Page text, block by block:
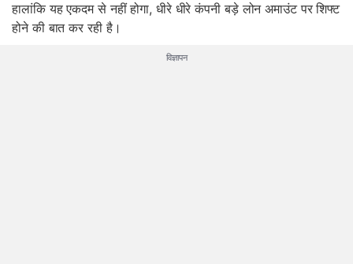
हालांकि यह एकदम से नहीं होगा, धीरे धीरे कंपनी बड़े लोन अमाउंट पर शिफ्ट
होने की बात कर रही है।
विज्ञापन